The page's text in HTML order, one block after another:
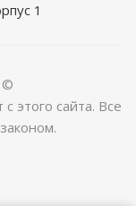
1
©
этого сайта. Все